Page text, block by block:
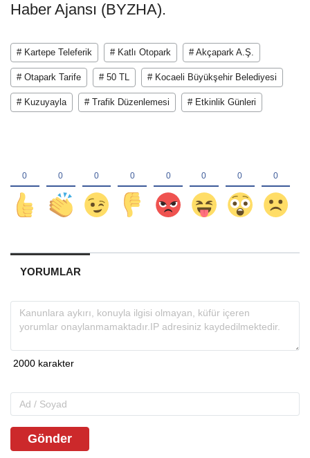
Haber Ajansı (BYZHA).
# Kartepe Teleferik # Katlı Otopark # Akçapark A.Ş.
# Otapark Tarife # 50 TL # Kocaeli Büyükşehir Belediyesi
# Kuzuyayla # Trafik Düzenlemesi # Etkinlik Günleri
YORUMLAR
Gönder